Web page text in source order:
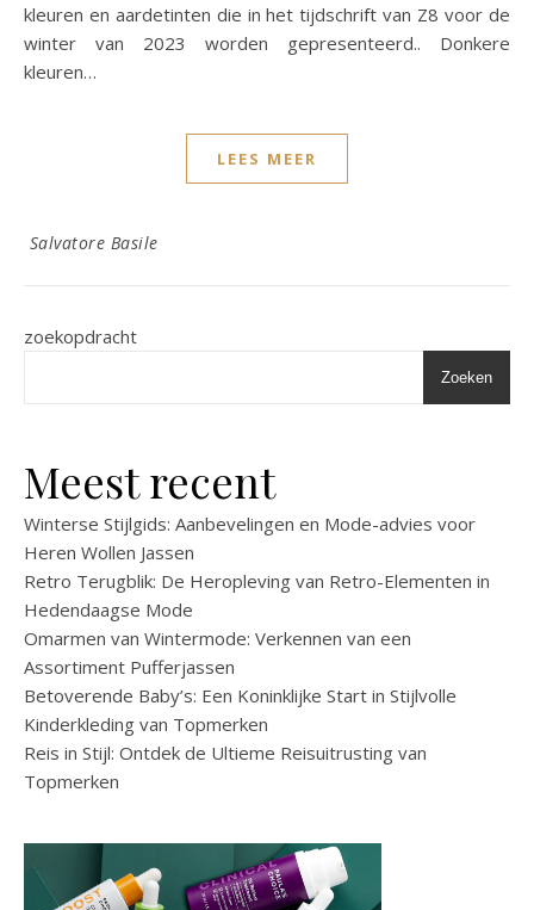
kleuren en aardetinten die in het tijdschrift van Z8 voor de
winter van 2023 worden gepresenteerd.. Donkere
kleuren…
LEES MEER
Salvatore Basile
zoekopdracht
Zoeken
Meest recent
Winterse Stijlgids: Aanbevelingen en Mode-advies voor
Heren Wollen Jassen
Retro Terugblik: De Heropleving van Retro-Elementen in
Hedendaagse Mode
Omarmen van Wintermode: Verkennen van een
Assortiment Pufferjassen
Betoverende Baby’s: Een Koninklijke Start in Stijlvolle
Kinderkleding van Topmerken
Reis in Stijl: Ontdek de Ultieme Reisuitrusting van
Topmerken